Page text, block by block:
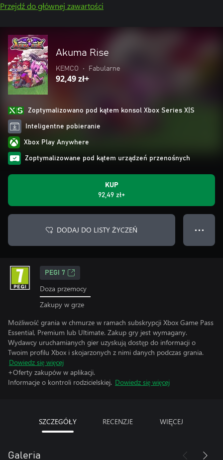
Przejdź do głównej zawartości
Akuma Rise
KEMCO • Fabularne
92,49 zł+
Zoptymalizowano pod kątem konsol Xbox Series X|S
Inteligentne pobieranie
Xbox Play Anywhere
Zoptymalizowane pod kątem urządzeń przenośnych
KUP
92,49 zł+
DODAJ DO LISTY ŻYCZEŃ ● ● ●
PEGI 7
Doza przemocy
Zakupy w grze
Możliwość grania w chmurze w ramach subskrypcji Xbox Game Pass
Essential, Premium lub Ultimate. Zakup gry jest wymagany.
Wydawcy uruchamianych gier uzyskują dostęp do informacji o
Twoim profilu Xbox i skojarzonych z nimi danych podczas grania.
Dowiedz się więcej
+Oferty zakupów w aplikacji.
Informacje o kontroli rodzicielskiej. Dowiedz się więcej
SZCZEGÓŁY RECENZJE WIĘCEJ
Galeria